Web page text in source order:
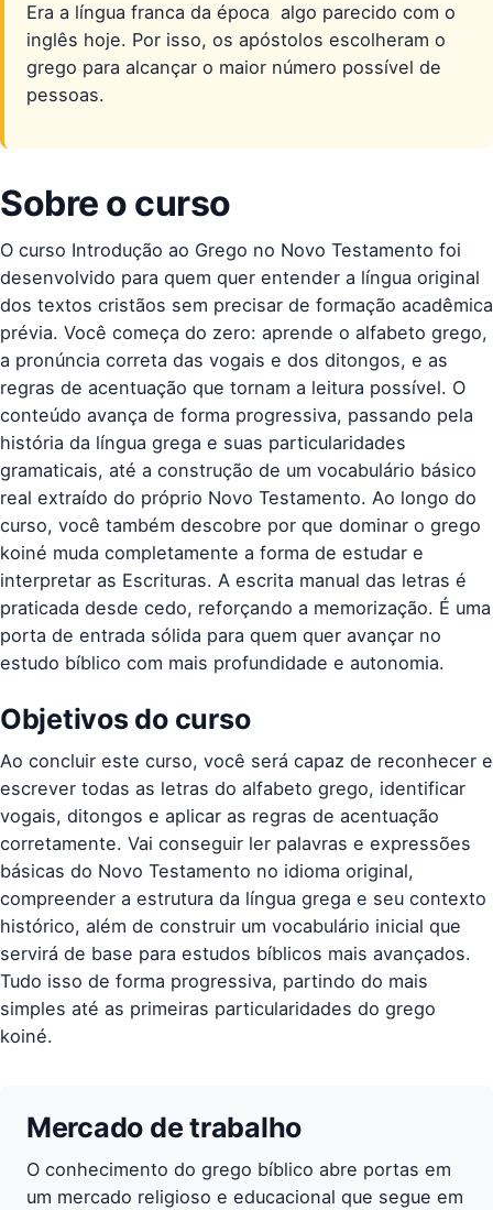
Era a língua franca da época  algo parecido com o
inglês hoje. Por isso, os apóstolos escolheram o
grego para alcançar o maior número possível de
pessoas.
Sobre o curso
O curso Introdução ao Grego no Novo Testamento foi
desenvolvido para quem quer entender a língua original
dos textos cristãos sem precisar de formação acadêmica
prévia. Você começa do zero: aprende o alfabeto grego,
a pronúncia correta das vogais e dos ditongos, e as
regras de acentuação que tornam a leitura possível. O
conteúdo avança de forma progressiva, passando pela
história da língua grega e suas particularidades
gramaticais, até a construção de um vocabulário básico
real extraído do próprio Novo Testamento. Ao longo do
curso, você também descobre por que dominar o grego
koiné muda completamente a forma de estudar e
interpretar as Escrituras. A escrita manual das letras é
praticada desde cedo, reforçando a memorização. É uma
porta de entrada sólida para quem quer avançar no
estudo bíblico com mais profundidade e autonomia.
Objetivos do curso
Ao concluir este curso, você será capaz de reconhecer e
escrever todas as letras do alfabeto grego, identificar
vogais, ditongos e aplicar as regras de acentuação
corretamente. Vai conseguir ler palavras e expressões
básicas do Novo Testamento no idioma original,
compreender a estrutura da língua grega e seu contexto
histórico, além de construir um vocabulário inicial que
servirá de base para estudos bíblicos mais avançados.
Tudo isso de forma progressiva, partindo do mais
simples até as primeiras particularidades do grego
koiné.
Mercado de trabalho
O conhecimento do grego bíblico abre portas em
um mercado religioso e educacional que segue em